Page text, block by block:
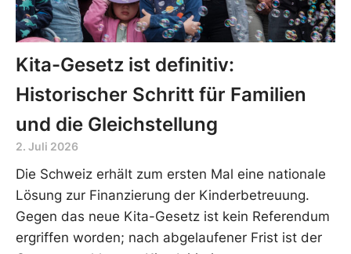
Kita-Gesetz ist definitiv:
Historischer Schritt für Familien
und die Gleichstellung
2. Juli 2026
Die Schweiz erhält zum ersten Mal eine nationale
Lösung zur Finanzierung der Kinderbetreuung.
Gegen das neue Kita-Gesetz ist kein Referendum
ergriffen worden; nach abgelaufener Frist ist der